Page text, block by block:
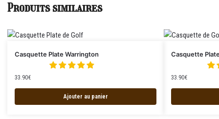
Produits similaires
Casquette Plate Warrington
33.90€
Ajouter au panier
Casquette
33.90€